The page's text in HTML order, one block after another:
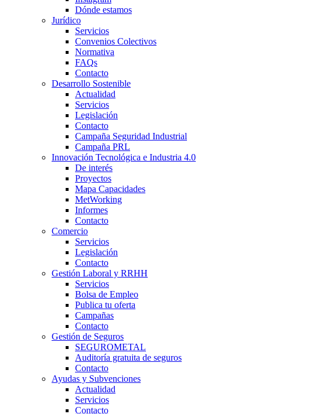
Dónde estamos
Jurídico
Servicios
Convenios Colectivos
Normativa
FAQs
Contacto
Desarrollo Sostenible
Actualidad
Servicios
Legislación
Contacto
Campaña Seguridad Industrial
Campaña PRL
Innovación Tecnológica e Industria 4.0
De interés
Proyectos
Mapa Capacidades
MetWorking
Informes
Contacto
Comercio
Servicios
Legislación
Contacto
Gestión Laboral y RRHH
Servicios
Bolsa de Empleo
Publica tu oferta
Campañas
Contacto
Gestión de Seguros
SEGUROMETAL
Auditoría gratuita de seguros
Contacto
Ayudas y Subvenciones
Actualidad
Servicios
Contacto